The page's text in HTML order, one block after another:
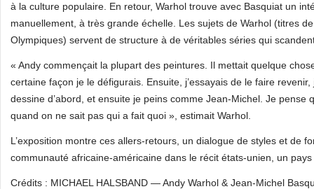
à la culture populaire. En retour, Warhol trouve avec Basquiat un
manuellement, à très grande échelle. Les sujets de Warhol (titres
Olympiques) servent de structure à de véritables séries qui
« Andy commençait la plupart des peintures. Il mettait quelque
certaine façon je le défigurais. Ensuite, j’essayais de le faire
dessine d’abord, et ensuite je peins comme Jean-Michel. Je
quand on ne sait pas qui a fait quoi », estimait Warhol.
L’exposition montre ces allers-retours, un dialogue de styles et de
communauté africaine-américaine dans le récit états-unien, un
Crédits : MICHAEL HALSBAND — Andy Warhol & Jean-Michel